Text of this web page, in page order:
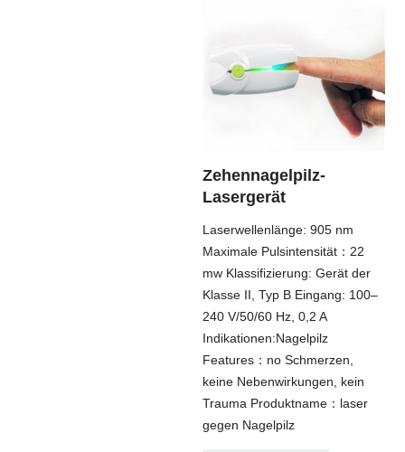
Zehennagelpilz-
Lasergerät
Laserwellenlänge: 905 nm
Maximale Pulsintensität：22
mw Klassifizierung: Gerät der
Klasse II, Typ B Eingang: 100–
240 V/50/60 Hz, 0,2 A
Indikationen:Nagelpilz
Features：no Schmerzen,
keine Nebenwirkungen, kein
Trauma Produktname：laser
gegen Nagelpilz